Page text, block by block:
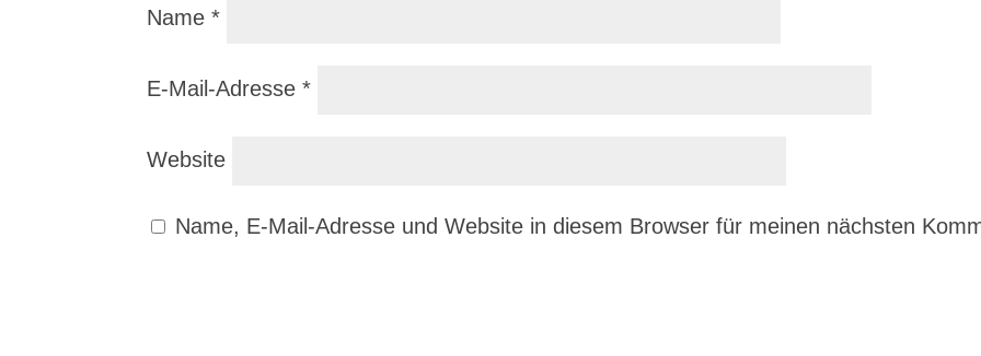
Name*
E-Mail-Adresse*
Website
Name, E-Mail-Adresse und Website in diesem Browser für meinen nächsten